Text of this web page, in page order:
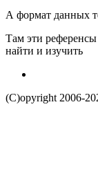
А формат данных
Там эти референсы
найти и изучить
(C)opyright 2006-